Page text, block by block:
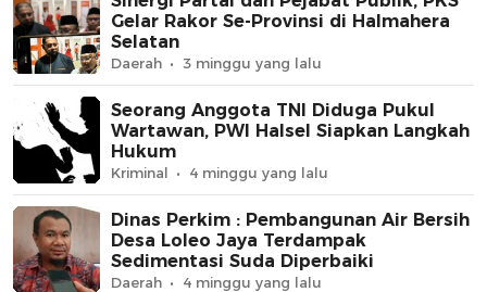
Gelar Rakor Se-Provinsi di Halmahera
Selatan
Daerah 3 minggu yang lalu
Seorang Anggota TNI Diduga Pukul
Wartawan, PWI Halsel Siapkan Langkah
Hukum
Kriminal 4 minggu yang lalu
Dinas Perkim : Pembangunan Air Bersih
Desa Loleo Jaya Terdampak
Sedimentasi Suda Diperbaiki
Daerah 4 minggu yang lalu